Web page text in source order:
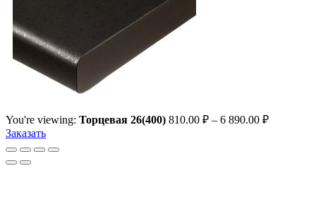
You're viewing: Торцевая 26(400) 810.00 ₽ – 6 890.00 ₽
Заказать